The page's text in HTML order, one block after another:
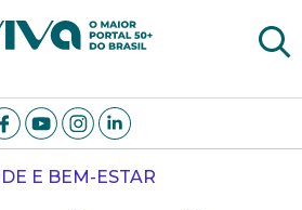
Viva Notícias
E BEM-ESTAR